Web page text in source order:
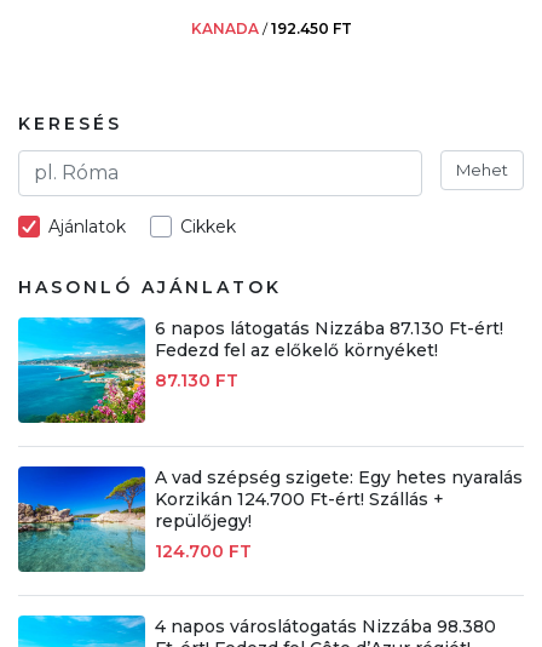
KANADA /192.450 FT
KERESÉS
Mehet
Ajánlatok Cikkek
HASONLÓ AJÁNLATOK
6 napos látogatás Nizzába 87.130 Ft-ért!
Fedezd fel az előkelő környéket!
87.130 FT
A vad szépség szigete: Egy hetes nyaralás
Korzikán 124.700 Ft-ért! Szállás +
repülőjegy!
124.700 FT
4 napos városlátogatás Nizzába 98.380